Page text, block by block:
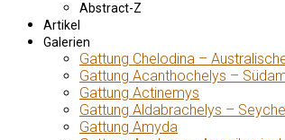
Abstract-Z
Artikel
Galerien
Gattung Chelodina –
Gattung Acanthochelys –
Gattung Actinemys
Gattung Aldabrachelys –
Gattung Amyda